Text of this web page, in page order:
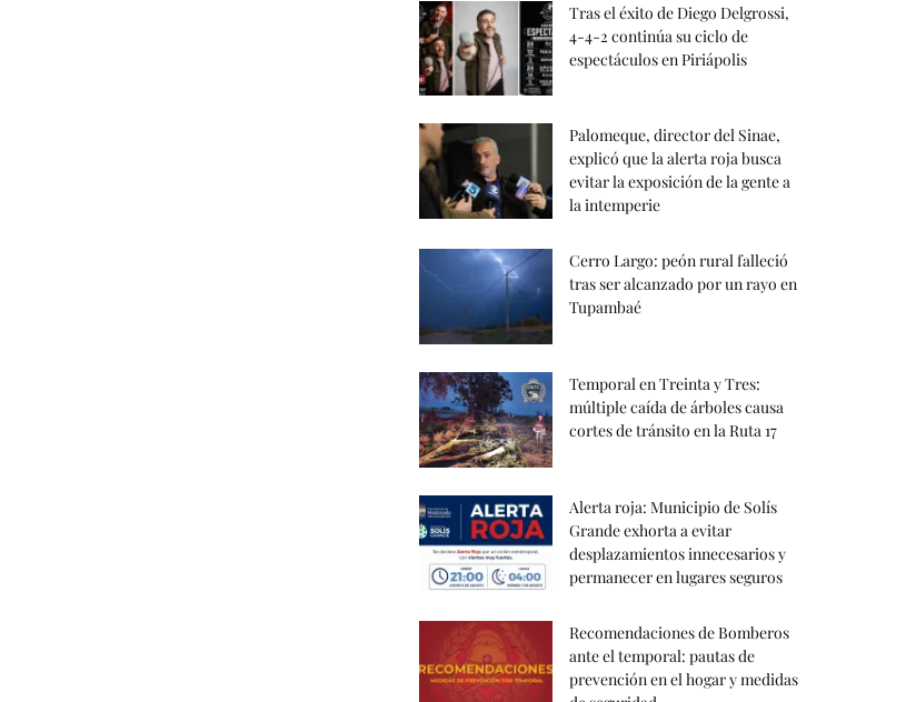
Tras el éxito de Diego Delgrossi,
4-4-2 continúa su ciclo de
espectáculos en Piriápolis
Palomeque, director del Sinae,
explicó que la alerta roja busca
evitar la exposición de la gente a
la intemperie
Cerro Largo: peón rural falleció
tras ser alcanzado por un rayo en
Tupambaé
Temporal en Treinta y Tres:
múltiple caída de árboles causa
cortes de tránsito en la Ruta 17
Alerta roja: Municipio de Solís
Grande exhorta a evitar
desplazamientos innecesarios y
permanecer en lugares seguros
Recomendaciones de Bomberos
ante el temporal: pautas de
prevención en el hogar y medidas